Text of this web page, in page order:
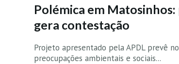
Polémica em
gera contestação
Projeto apresentado pela APDL prevê
preocupações ambientais e sociais...